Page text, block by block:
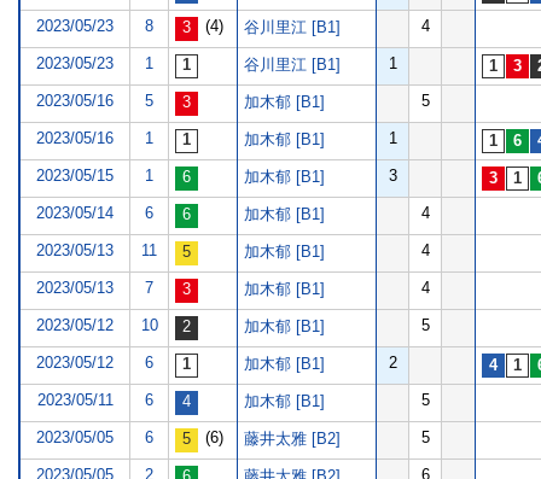
2023/05/23 8 (4) 谷川里江 [B1] 4
2023/05/23 1 谷川里江 [B1] 1
2023/05/16 5 加木郁 [B1] 5
2023/05/16 1 加木郁 [B1] 1
2023/05/15 1 加木郁 [B1] 3
2023/05/14 6 加木郁 [B1] 4
2023/05/13 11 加木郁 [B1] 4
2023/05/13 7 加木郁 [B1] 4
2023/05/12 10 加木郁 [B1] 5
2023/05/12 6 加木郁 [B1] 2
2023/05/11 6 加木郁 [B1] 5
2023/05/05 6 (6) 藤井太雅 [B2] 5
2023/05/05 2 6